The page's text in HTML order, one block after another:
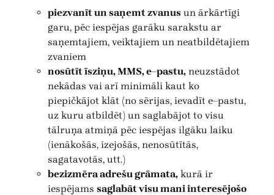
piezvanīt un saņemt zvanus un ārkārtīgi
garu, pēc iespējas garāku sarakstu ar
saņemtajiem, veiktajiem un neatbildētajiem
zvaniem
nosūtīt īsziņu, MMS, e–pastu, neuzstādot
nekādas vai arī minimāli kaut ko
piepičkājot klāt (no sērijas, ievadīt e–pastu,
uz kuru atbildēt) un saglabājot to visu
tālruņa atmiņā pēc iespējas ilgāku laiku
(ienākošās, izejošās, nenosūtītās,
sagatavotās, utt.)
bezizmēra adrešu grāmata, kurā ir
iespējams saglabāt visu mani interesējošo